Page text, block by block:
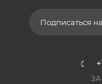
Подписаться